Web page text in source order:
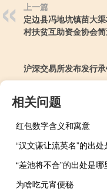
上一篇
定边县冯地坑镇苗大
村扶贫互助资金协会
沪深交易所发布发行
相关问题
红包数字含义和寓意
“汉文谦让流英名”的出处
“差池将不合”的出处是哪
为啥吃元宵便秘